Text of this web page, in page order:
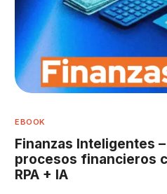
EBOOK
Finanzas Inteligentes
procesos financieros
RPA + IA